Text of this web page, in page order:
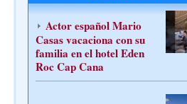
Actor español Mario
Casas vacaciona con su
familia en el hotel Eden
Roc Cap Cana